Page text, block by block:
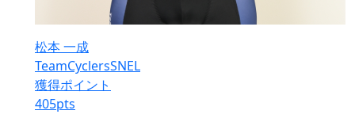
松本 一成
TeamCyclersSNEL
獲得ポイント
405pts